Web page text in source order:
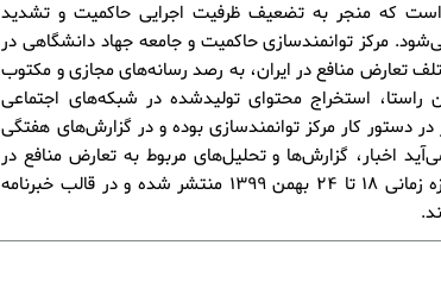
است که منجر به تضعیف ظرفیت اجرایی حاکمیت و تشدید
مرکز توانمندسازی حاکمیت و جامعه جهاد دانشگاهی در
تعارض منافع در ایران، به رصد رسانه‌های مجازی و مکتوب
راستا، استخراج محتوای تولیدشده در شبکه‌های اجتماعی
در دستور کار مرکز توانمندسازی بوده و در گزارش‌های هفتگی
اخبار، گزارش‌ها و تحلیل‌های مربوط به تعارض منافع در
رسانه‌های عمومی است که در بازه زمانی 18 تا 24 بهمن 1399 منتشر شده و در قالب خبرنامه